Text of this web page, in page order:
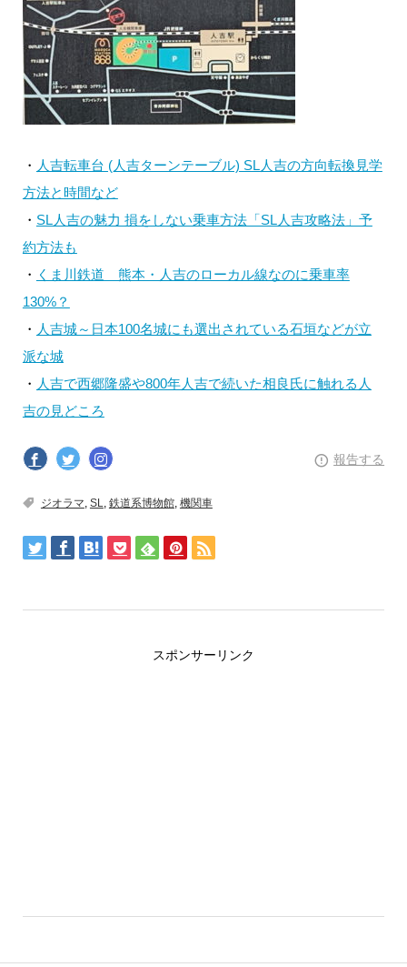
・ 人吉転車台 (人吉ターンテーブル) SL人吉の方向転換見学
方法と時間など
・ SL人吉の魅力 損をしない乗車方法「SL人吉攻略法」予
約方法も
・ くま川鉄道 熊本・人吉のローカル線なのに乗車率
130%？
・ 人吉城～日本100名城にも選出されている石垣などが立
派な城
・ 人吉で西郷隆盛や800年人吉で続いた相良氏に触れる人
吉の見どころ
報告する
ジオラマ SL 鉄道系博物館, 機関車
スポンサーリンク